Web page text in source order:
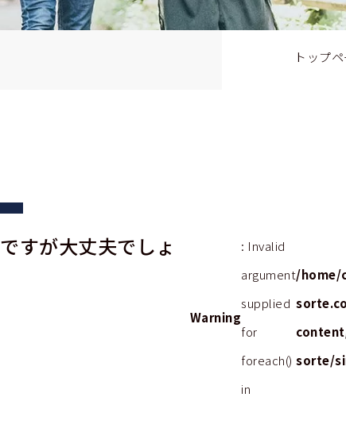
トップ
すが大丈夫でしょ
Warning
: Invalid
argument
supplied
for
foreach()
in
/home/
sorte/